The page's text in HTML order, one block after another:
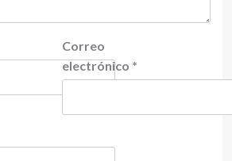
Correo
electrónico *